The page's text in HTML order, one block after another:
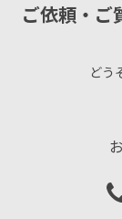
ご依頼・ご
どう